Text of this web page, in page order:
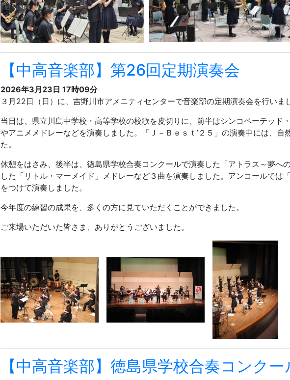
【中高音楽部】第26回定期演奏会
2026年3月23日 17時09分
３月22日（日）に、吉野川市アメニティセンターで音楽部の定期演奏会を行いま
当日は、県立川島中学校・高等学校の校歌を皮切りに、前半はシンコペーテッド
やアニメメドレーなどを演奏しました。「Ｊ－Ｂｅｓｔ’２５」の演奏中には、自
た。
休憩をはさみ、後半は、徳島県学校合奏コンクールで演奏した「アトラス～夢へ
した「リトル・マーメイド」メドレーなど３曲を演奏しました。アンコールでは
をつけて演奏しました。
今年度の練習の成果を、多くの方に見ていただくことができました。
ご来場いただいた皆さま、ありがとうございました。
【中高音楽部】徳島県学校合奏コンクー